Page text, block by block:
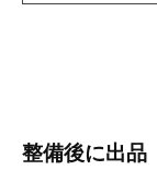
整備後に出品